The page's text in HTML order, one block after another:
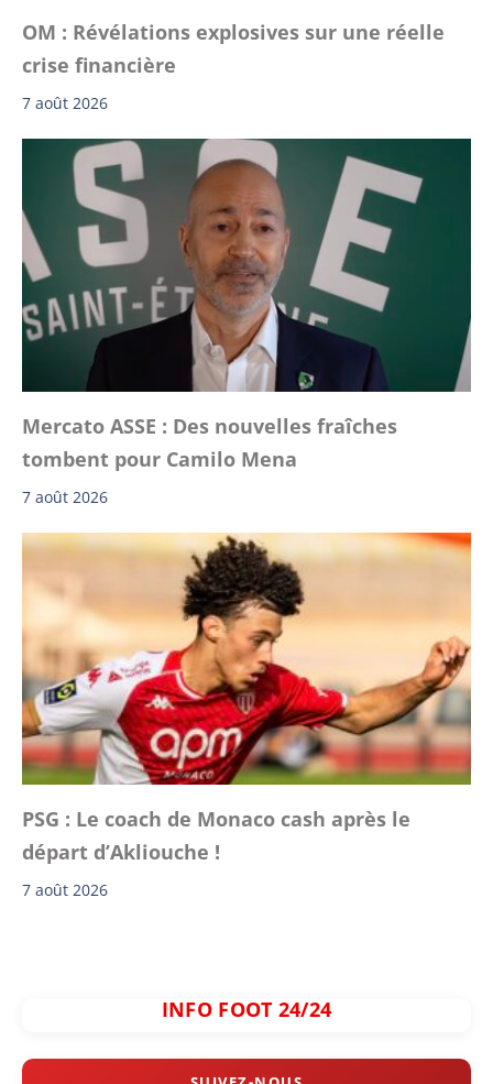
OM : Révélations explosives sur une réelle
crise financière
7 août 2026
Mercato ASSE : Des nouvelles fraîches
tombent pour Camilo Mena
7 août 2026
PSG : Le coach de Monaco cash après le
départ d’Akliouche !
7 août 2026
INFO FOOT 24/24